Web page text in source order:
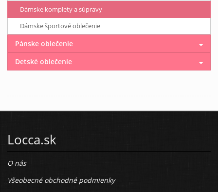
Dámske komplety a súpravy
Dámske športové oblečenie
Pánske oblečenie
Detské oblečenie
Locca.sk
O nás
Všeobecné obchodné podmienky